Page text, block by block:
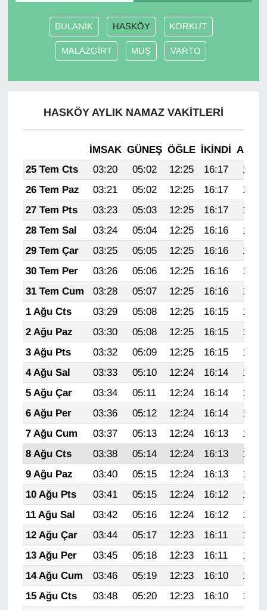
BULANIK HASKÖY KORKUT
MALAZGİRT MUŞ VARTO
HASKÖY AYLIK NAMAZ VAKITLERI
İMSAK GÜNEŞ ÖĞLE İKINDI
25 Tem Cts
03:20 05:02 12:25 16:17
19:38
26 Tem Paz
03:21 05:02 12:25 16:17
19:37
27 Tem Pts
03:23 05:03 12:25 16:17
19:37
28 Tem Sal
03:24 05:04 12:25 16:16
19:36
29 Tem Çar
03:25 05:05 12:25 16:16
19:35
30 Tem Per
03:26 05:06 12:25 16:16
19:34
31 Tem Cum
03:28 05:07 12:25 16:16
19:33
1 Ağu Cts
03:29 05:08 12:25 16:15
19:32
2 Ağu Paz
03:30 05:08 12:25 16:15
19:31
3 Ağu Pts
03:32 05:09 12:25 16:15
19:30
4 Ağu Sal
03:33 05:10 12:24 16:14
19:29
5 Ağu Çar
03:34 05:11 12:24 16:14
19:28
6 Ağu Per
03:36 05:12 12:24 16:14
19:27
7 Ağu Cum
03:37 05:13 12:24 16:13
19:26
8 Ağu Cts
03:38 05:14 12:24 16:13
19:24
9 Ağu Paz
03:40 05:15 12:24 16:13
19:23
10 Ağu Pts
03:41 05:15 12:24 16:12
19:22
11 Ağu Sal
03:42 05:16 12:24 16:12
19:21
12 Ağu Çar
03:44 05:17 12:23 16:11
19:20
13 Ağu Per
03:45 05:18 12:23 16:11
19:18
14 Ağu Cum
03:46 05:19 12:23 16:10
19:17
15 Ağu Cts
03:48 05:20 12:23 16:10
19:16
Haber
Kadın
Kim Kimdir?
Kültür & Sanat
KURDÎ
MAGAZİN
MEDYA
ONE EKONOMİ
POLİTİKA
Resmi İlanlar
RÖPORTAJ
SAĞLIK
Seri İlan
Sinema - TV
SİYASET
SPOR